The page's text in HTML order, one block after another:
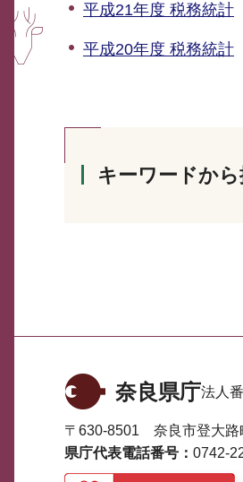
平成21年度 税務統計
平成20年度 税務統計
キーワードか
奈良県庁法人番
〒630-8501 奈良市登大路
県庁代表電話番号： 0742-